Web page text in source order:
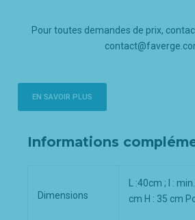
Pour toutes demandes de prix,
EN SAVOIR PLUS
Informations
Dimensions
L :40cm ; l :
cm H : 35 cm